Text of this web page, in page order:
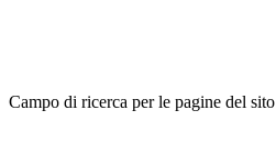
Campo di ricerca per le pagine del sito